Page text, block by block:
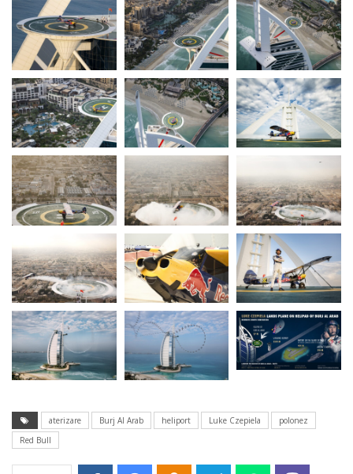
aterizare Burj Al Arab heliport Luke Czepiela
polonez
Red Bull